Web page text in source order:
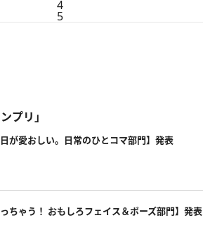
4
5
プリ」
が愛おしい。日常のひとコマ部門】発表
ちゃう！ おもしろフェイス＆ポーズ部門】発表